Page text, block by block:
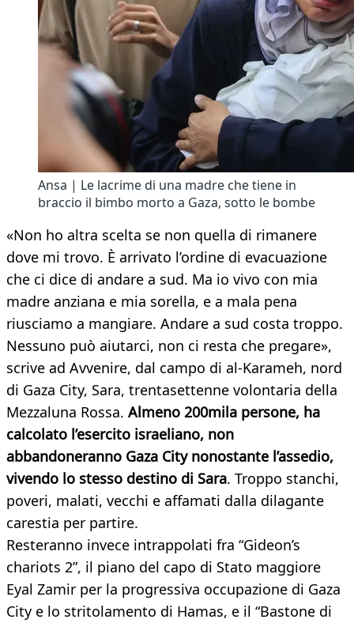
Ansa | Le lacrime di una madre che tiene in
braccio il bimbo morto a Gaza, sotto le bombe
«Non ho altra scelta se non quella di rimanere
dove mi trovo. È arrivato l’ordine di evacuazione
che ci dice di andare a sud. Ma io vivo con mia
madre anziana e mia sorella, e a mala pena
riusciamo a mangiare. Andare a sud costa troppo.
Nessuno può aiutarci, non ci resta che pregare»,
scrive ad Avvenire, dal campo di al-Karameh, nord
di Gaza City, Sara, trentasettenne volontaria della
Mezzaluna Rossa. Almeno 200mila persone, ha
calcolato l’esercito israeliano, non
abbandoneranno Gaza City nonostante l’assedio,
vivendo lo stesso destino di Sara. Troppo stanchi,
poveri, malati, vecchi e affamati dalla dilagante
carestia per partire.
Resteranno invece intrappolati fra “Gideon’s
chariots 2”, il piano del capo di Stato maggiore
Eyal Zamir per la progressiva occupazione di Gaza
City e lo stritolamento di Hamas, e il “Bastone di